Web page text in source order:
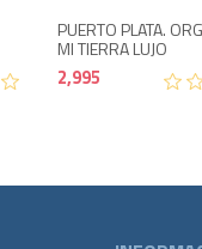
PUERTO PLATA.
MI TIERRA LUJO
2,995